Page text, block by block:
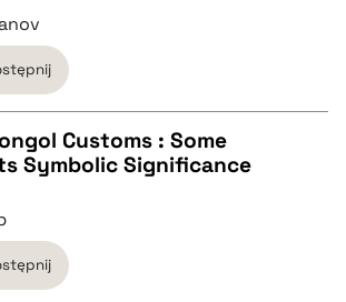
Customs : Some
Symbolic Significance